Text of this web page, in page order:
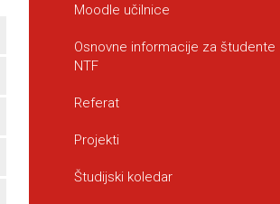
Moodle učilnice
Osnovne informacije za študente
NTF
Referat
Projekti
Študijski koledar